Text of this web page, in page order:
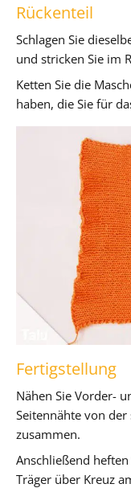
Rückenteil
Schlagen Sie
und stricken Sie im
Ketten Sie die
haben, die Sie für
Fertigstellung
Nähen Sie Vorder-
Seitennähte von
zusammen.
Anschließend
Träger über Kreuz